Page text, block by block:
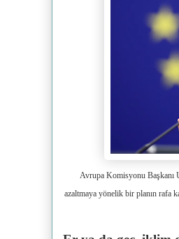
Avrupa Komisyonu Başkanı
azaltmaya yönelik bir planın rafa